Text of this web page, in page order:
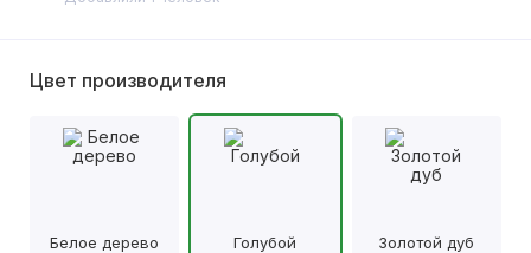
Цвет производителя
Белое дерево Голубой Золотой дуб